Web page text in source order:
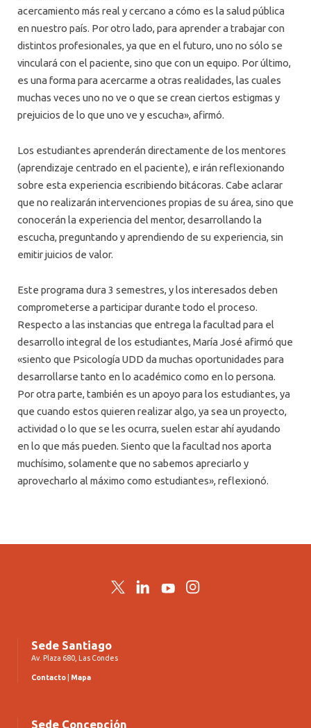
acercamiento más real y cercano a cómo es la salud pública
en nuestro país. Por otro lado, para aprender a trabajar con
distintos profesionales, ya que en el futuro, uno no sólo se
vinculará con el paciente, sino que con un equipo. Por último,
es una forma para acercarme a otras realidades, las cuales
muchas veces uno no ve o que se crean ciertos estigmas y
prejuicios de lo que uno ve y escucha», afirmó.
Los estudiantes aprenderán directamente de los mentores
(aprendizaje centrado en el paciente), e irán reflexionando
sobre esta experiencia escribiendo bitácoras. Cabe aclarar
que no realizarán intervenciones propias de su área, sino que
conocerán la experiencia del mentor, desarrollando la
escucha, preguntando y aprendiendo de su experiencia, sin
emitir juicios de valor.
Este programa dura 3 semestres, y los interesados deben
comprometerse a participar durante todo el proceso.
Respecto a las instancias que entrega la facultad para el
desarrollo integral de los estudiantes, María José afirmó que
«siento que Psicología UDD da muchas oportunidades para
desarrollarse tanto en lo académico como en lo persona.
Por otra parte, también es un apoyo para los estudiantes, ya
que cuando estos quieren realizar algo, ya sea un proyecto,
actividad o lo que se les ocurra, suelen estar ahí ayudando
en lo que más pueden. Siento que la facultad nos aporta
muchísimo, solamente que no sabemos apreciarlo y
aprovecharlo al máximo como estudiantes», reflexionó.
TwitterLinkedInYouTubeInstagram
Sede Santiago
Av. Plaza 680, Las Condes
Contacto Mapa
Sede Concepción